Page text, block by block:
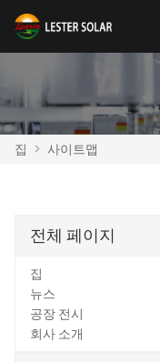
집 > 사이트맵
전체 페이지
집
뉴스
공장 전시
회사 소개